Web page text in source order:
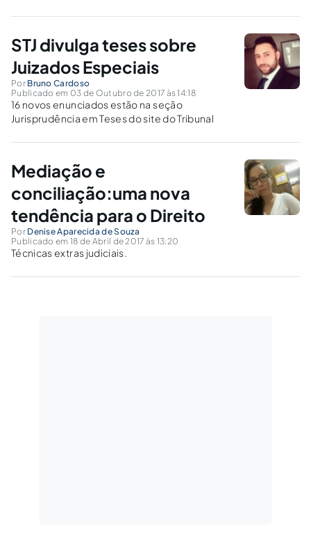
princípio da duração razoável do processo.
STJ divulga teses sobre
Juizados Especiais
Por Bruno Cardoso
Publicado em 03 de Outubro de 2017 às 14:18
16 novos enunciados estão na seção
Jurisprudência em Teses do site do Tribunal
Mediação e
conciliação:uma nova
tendência para o Direito
Por Denise Aparecida de Souza
Publicado em 18 de Abril de 2017 às 13:20
Técnicas extras judiciais.